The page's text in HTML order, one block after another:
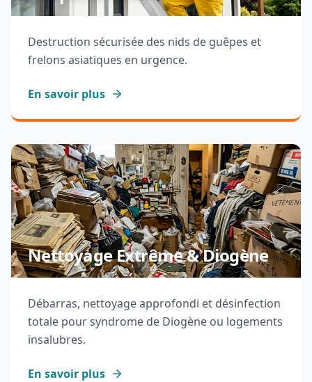
Destruction sécurisée des nids de guêpes et
frelons asiatiques en urgence.
En savoir plus
Nettoyage Extrême & Diogène
Débarras, nettoyage approfondi et désinfection
totale pour syndrome de Diogène ou logements
insalubres.
En savoir plus